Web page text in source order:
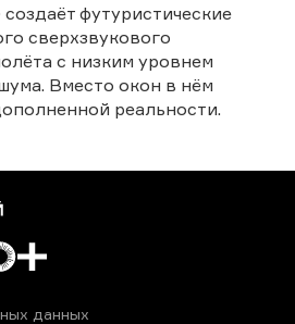
футуристические
сверхзвукового
с низким уровнем
Вместо окон в нём
реальности.
данных